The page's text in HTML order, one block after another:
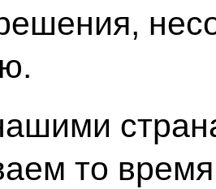
то